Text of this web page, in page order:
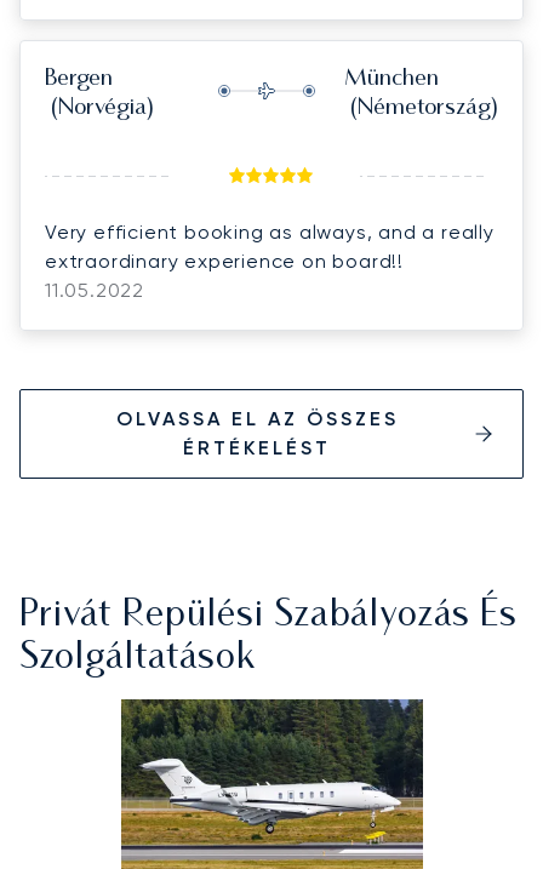
Bergen
(Norvégia)
München
(Németország)
Very efficient booking as always, and a really
extraordinary experience on board!!
11.05.2022
OLVASSA EL AZ ÖSSZES
ÉRTÉKELÉST
Privát Repülési Szabályozás És
Szolgáltatások